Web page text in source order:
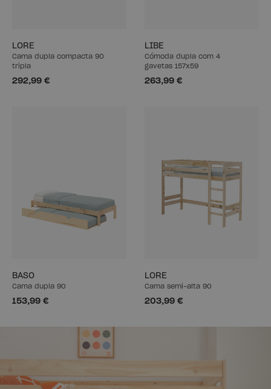
LORE
Cama dupla compacta 90
tripla
292,99 €
LIBE
Cómoda dupla com 4
gavetas 157x59
263,99 €
BASO
Cama dupla 90
153,99 €
LORE
Cama semi-alta 90
203,99 €